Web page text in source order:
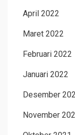
April 2022
Maret 2022
Februari 2022
Januari 2022
Desember
November